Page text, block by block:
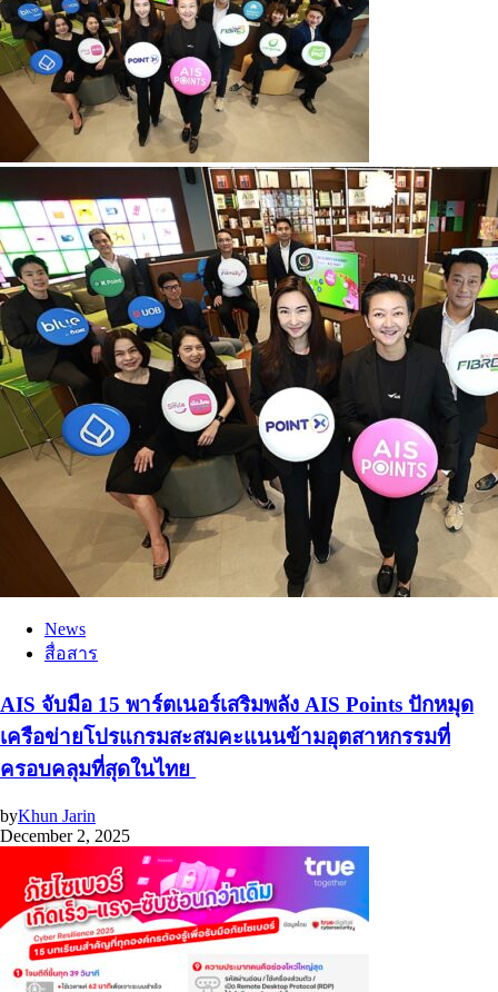
News
สื่อสาร
AIS จับมือ 15 พาร์ตเนอร์เสริมพลัง AIS Points ปักหมุด
เครือข่ายโปรแกรมสะสมคะแนนข้ามอุตสาหกรรมที่
ครอบคลุมที่สุดในไทย
byKhun Jarin
December 2, 2025